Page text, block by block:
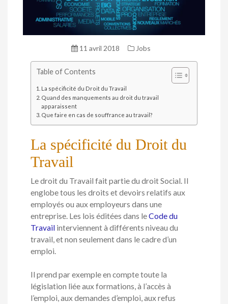
11 avril 2018 Jobs
Table of Contents
La spécificité du Droit du Travail
Quand des manquements au droit du travail
apparaissent
Que faire en cas de souffrance au travail?
La spécificité du Droit du
Travail
Le droit du Travail fait partie du droit Social. Il
englobe tous les droits et devoirs relatifs aux
employés ou aux employeurs dans une
entreprise. Les lois éditées dans leCode du
Travail interviennent à différents niveau du
travail, et non seulement dans le cadre d’un
emploi.
Il prend par exemple en compte toute la
législation liée aux formations, à l’accès à
l’emploi, aux demandes d’emploi, aux refus